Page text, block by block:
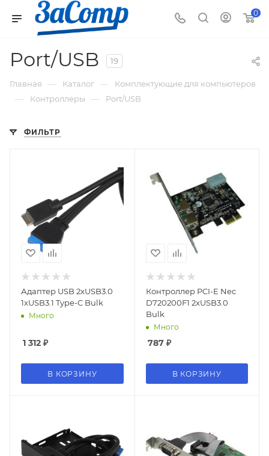
0
Port/USB 19
Главная — Каталог — Комплектующие для компьютеров
— Контроллеры — Port/USB
ФИЛЬТР
Адаптер USB 2xUSB3.0
1xUSB3.1 Type-C Bulk
Много
1 312 ₽
В КОРЗИНУ
Контроллер PCI-E Nec
D720200F1 2xUSB3.0
Bulk
Много
787₽
В КОРЗИНУ